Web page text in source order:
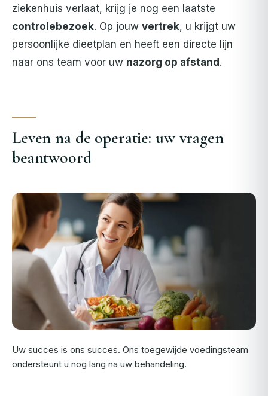
ziekenhuis verlaat, krijg je nog een laatste
controlebezoek. Op jouw vertrek, u krijgt uw
persoonlijke dieetplan en heeft een directe lijn
naar ons team voor uw nazorg op afstand .
Leven na de operatie: uw vragen
beantwoord
Uw succes is ons succes. Ons toegewijde voedingsteam
ondersteunt u nog lang na uw behandeling.